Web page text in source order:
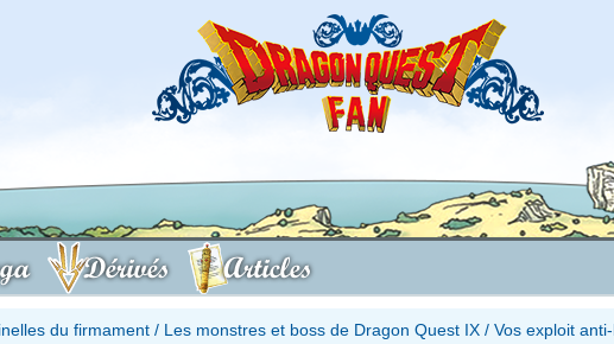
Dérivés Articles
du firmament / Les monstres et boss de Dragon Quest IX / Vos exploit